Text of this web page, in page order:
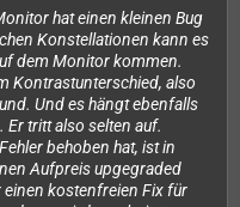
hat einen kleinen Bug
Konstellationen kann es
dem Monitor kommen.
Kontrastunterschied, also
Und es hängt ebenfalls
tritt also selten auf.
behoben hat, ist in
Aufpreis upgegraded
einen kostenfreien Fix für